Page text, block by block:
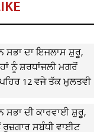
ਸਭਾ ਦਾ ਇਜਲਾਸ ਸ਼ੁਰੂ,
ਨੂੰ ਸ਼ਰਧਾਂਜਲੀ ਮਗਰੋਂ
12 ਵਜੇ ਤੱਕ ਮੁਲਤਵੀ
ਸਭਾ ਦੀ ਕਾਰਵਾਈ ਸ਼ੁਰੂ,
ਸਬੰਧੀ ਵਾਈਟ